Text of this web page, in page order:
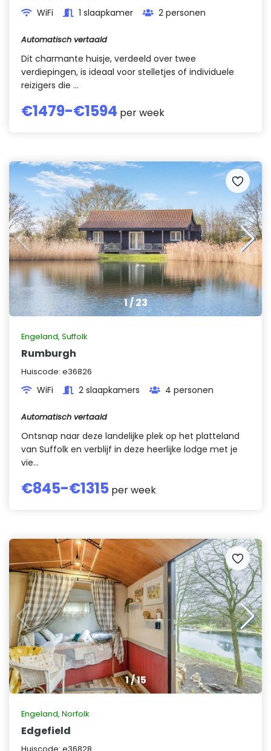
WiFi 1 slaapkamer 2 personen
Automatisch vertaald
Dit charmante huisje, verdeeld over twee
verdiepingen, is ideaal voor stelletjes of individuele
reizigers die ...
€1479-€1594 per week
1/23
Engeland, Suffolk
Rumburgh
Huiscode: e36826
WiFi 2 slaapkamers 4 personen
Automatisch vertaald
Ontsnap naar deze landelijke plek op het platteland
van Suffolk en verblijf in deze heerlijke lodge met je
vie...
€845-€1315 per week
1/15
Engeland, Norfolk
Edgefield
Huiscode: e36828